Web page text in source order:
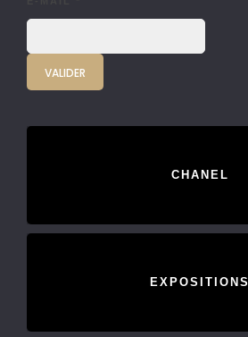
CHANEL
EXPOSITIONS